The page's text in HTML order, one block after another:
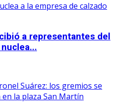
a representantes del